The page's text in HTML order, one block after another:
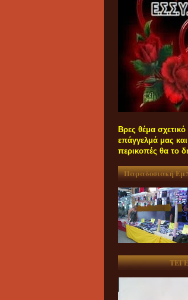
Βρες θέμα σχετικό
επάγγελμά μας και
περικοπές θα το
Παραδοσιακή